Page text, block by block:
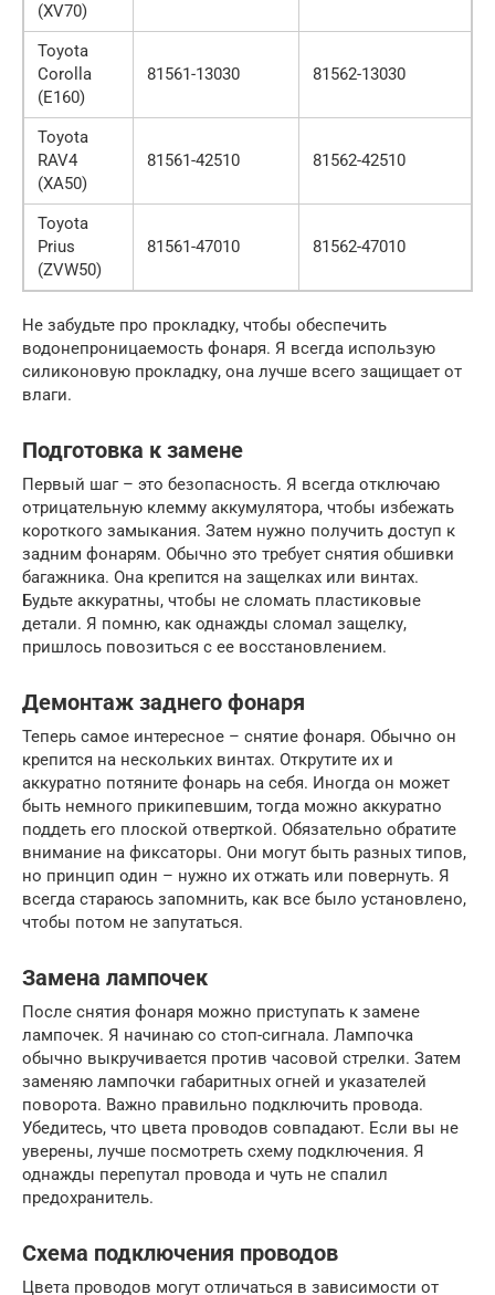
(XV70)
Toyota
Corolla
(E160)
81561-13030 81562-13030
Toyota
RAV4
(XA50)
81561-42510 81562-42510
Toyota
Prius
(ZVW50)
81561-47010 81562-47010
Не забудьте про прокладку, чтобы обеспечить
водонепроницаемость фонаря. Я всегда использую
силиконовую прокладку, она лучше всего защищает от
влаги.
Подготовка к замене
Первый шаг – это безопасность. Я всегда отключаю
отрицательную клемму аккумулятора, чтобы избежать
короткого замыкания. Затем нужно получить доступ к
задним фонарям. Обычно это требует снятия обшивки
багажника. Она крепится на защелках или винтах.
Будьте аккуратны, чтобы не сломать пластиковые
детали. Я помню, как однажды сломал защелку,
пришлось повозиться с ее восстановлением.
Демонтаж заднего фонаря
Теперь самое интересное – снятие фонаря. Обычно он
крепится на нескольких винтах. Открутите их и
аккуратно потяните фонарь на себя. Иногда он может
быть немного прикипевшим, тогда можно аккуратно
поддеть его плоской отверткой. Обязательно обратите
внимание на фиксаторы. Они могут быть разных типов,
но принцип один – нужно их отжать или повернуть. Я
всегда стараюсь запомнить, как все было установлено,
чтобы потом не запутаться.
Замена лампочек
После снятия фонаря можно приступать к замене
лампочек. Я начинаю со стоп-сигнала. Лампочка
обычно выкручивается против часовой стрелки. Затем
заменяю лампочки габаритных огней и указателей
поворота. Важно правильно подключить провода.
Убедитесь, что цвета проводов совпадают. Если вы не
уверены, лучше посмотреть схему подключения. Я
однажды перепутал провода и чуть не спалил
предохранитель.
Схема подключения проводов
Цвета проводов могут отличаться в зависимости от